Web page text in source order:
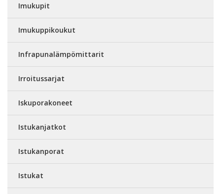
Imukupit
Imukuppikoukut
Infrapunalämpömittarit
Irroitussarjat
Iskuporakoneet
Istukanjatkot
Istukanporat
Istukat